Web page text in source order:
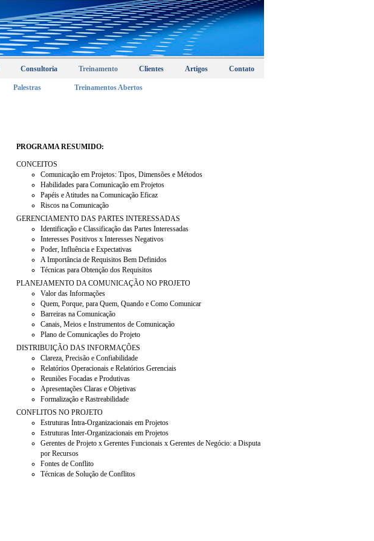
Consultoria Treinamento Clientes Artigos Contato
Palestras Treinamentos Abertos
PROGRAMA RESUMIDO:
CONCEITOS
Comunicação em Projetos: Tipos, Dimensões e Métodos
Habilidades para Comunicação em Projetos
Papéis e Atitudes na Comunicação Eficaz
Riscos na Comunicação
GERENCIAMENTO DAS PARTES INTERESSADAS
Identificação e Classificação das Partes Interessadas
Interesses Positivos x Interesses Negativos
Poder, Influência e Expectativas
A Importância de Requisitos Bem Definidos
Técnicas para Obtenção dos Requisitos
PLANEJAMENTO DA COMUNICAÇÃO NO PROJETO
Valor das Informações
Quem, Porque, para Quem, Quando e Como Comunicar
Barreiras na Comunicação
Canais, Meios e Instrumentos de Comunicação
Plano de Comunicações do Projeto
DISTRIBUIÇÃO DAS INFORMAÇÕES
Clareza, Precisão e Confiabilidade
Relatórios Operacionais e Relatórios Gerenciais
Reuniões Focadas e Produtivas
Apresentações Claras e Objetivas
Formalização e Rastreabilidade
CONFLITOS NO PROJETO
Estruturas Intra-Organizacionais em Projetos
Estruturas Inter-Organizacionais em Projetos
Gerentes de Projeto x Gerentes Funcionais x Gerentes de Negócio: a Disputa
por Recursos
Fontes de Conflito
Técnicas de Solução de Conflitos